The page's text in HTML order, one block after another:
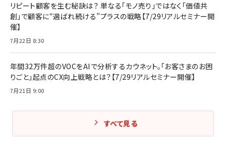
リピート顧客を生む秘訣は？ 単なる「モノ売り」ではなく「価値共
創」で顧客に“選ばれ続ける”プラスの戦略【7/29リアルセミナー開
催】
7月22日 8:30
年間32万件超のVOCをAIで分析するカウネット。「お客さまのお困
りごと」起点のCX向上戦略とは？【7/29リアルセミナー開催】
7月21日 9:00
すべて見る